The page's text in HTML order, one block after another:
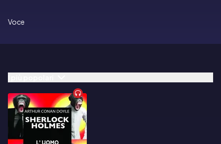
Voce